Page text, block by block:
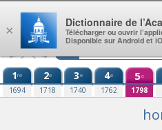
Aller au contenu
1re
1694
2e
1718
3e
1740
4e
1762
5e
1798
×
Dictionnaire de
Télécharger ou ouvrir
Disponible sur Android et